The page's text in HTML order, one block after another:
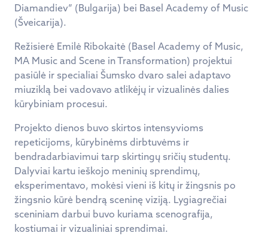
Diamandiev” (Bulgarija) bei Basel Academy of Music
(Šveicarija).
Režisierė Emilė Ribokaitė (Basel Academy of Music,
MA Music and Scene in Transformation) projektui
pasiūlė ir specialiai Šumsko dvaro salei adaptavo
miuziklą bei vadovavo atlikėjų ir vizualinės dalies
kūrybiniam procesui.
Projekto dienos buvo skirtos intensyvioms
repeticijoms, kūrybinėms dirbtuvėms ir
bendradarbiavimui tarp skirtingų sričių studentų.
Dalyviai kartu ieškojo meninių sprendimų,
eksperimentavo, mokėsi vieni iš kitų ir žingsnis po
žingsnio kūrė bendrą sceninę viziją. Lygiagrečiai
sceniniam darbui buvo kuriama scenografija,
kostiumai ir vizualiniai sprendimai.